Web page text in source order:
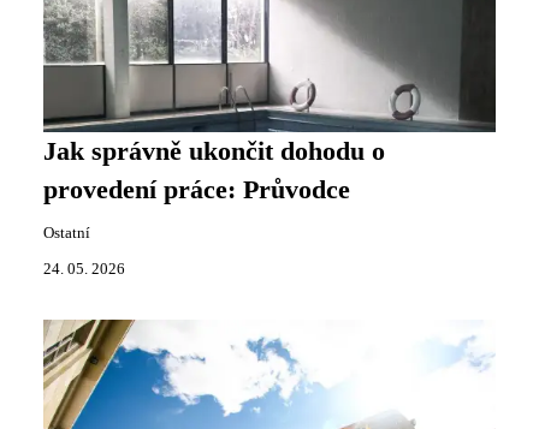
Jak správně ukončit dohodu o
provedení práce: Průvodce
Ostatní
24. 05. 2026